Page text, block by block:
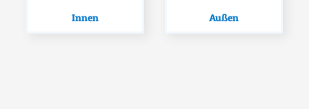
Innen Außen